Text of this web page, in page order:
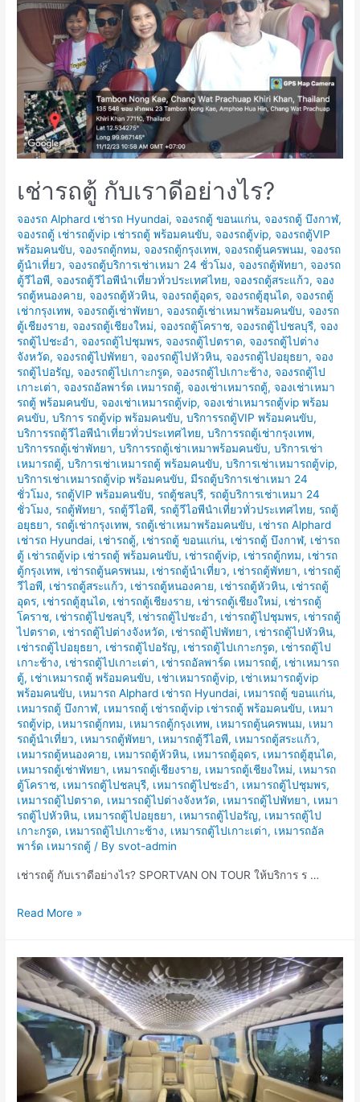
คน
ขับ
เช่ารถตู้ กับเราดีอย่างไร?
จองรถ Alphard เช่ารถ Hyundai,จองรถตู้ ขอนแก่น,จองรถตู้ บึงกาฬ,
จองรถตู้ เช่ารถตู้vip เช่ารถตู้ พร้อมคนขับ,จองรถตู้vip,จองรถตู้VIP
พร้อมคนขับ,จองรถตู้กทม,จองรถตู้กรุงเทพ,จองรถตู้นครพนม,จองรถ
ตู้นำเที่ยว,จองรถตู้บริการเช่าเหมา 24 ชั่วโมง,จองรถตู้พัทยา,จองรถ
ตู้วีไอพี,จองรถตู้วีไอพีนำเที่ยวทั่วประเทศไทย,จองรถตู้สระแก้ว,จอง
รถตู้หนองคาย,จองรถตู้หัวหิน,จองรถตู้อุดร,จองรถตู้ฮุนได,จองรถตู้
เช่ากรุงเทพ,จองรถตู้เช่าพัทยา,จองรถตู้เช่าเหมาพร้อมคนขับ,จองรถ
ตู้เชียงราย,จองรถตู้เชียงใหม่,จองรถตู้โคราช,จองรถตู้ไปชลบุรี,จอง
รถตู้ไปชะอำ,จองรถตู้ไปชุมพร,จองรถตู้ไปตราด,จองรถตู้ไปต่าง
จังหวัด,จองรถตู้ไปพัทยา,จองรถตู้ไปหัวหิน,จองรถตู้ไปอยุธยา,จอง
รถตู้ไปอรัญ,จองรถตู้ไปเกาะกรูด,จองรถตู้ไปเกาะช้าง,จองรถตู้ไป
เกาะเต่า,จองรถอัลพาร์ด เหมารถตู้,จองเช่าเหมารถตู้,จองเช่าเหมา
รถตู้ พร้อมคนขับ,จองเช่าเหมารถตู้vip,จองเช่าเหมารถตู้vip พร้อม
คนขับ,บริการ รถตู้vip พร้อมคนขับ,บริการรถตู้VIP พร้อมคนขับ,
บริการรถตู้วีไอพีนำเที่ยวทั่วประเทศไทย,บริการรถตู้เช่ากรุงเทพ,
บริการรถตู้เช่าพัทยา,บริการรถตู้เช่าเหมาพร้อมคนขับ,บริการเช่า
เหมารถตู้,บริการเช่าเหมารถตู้ พร้อมคนขับ,บริการเช่าเหมารถตู้vip,
บริการเช่าเหมารถตู้vip พร้อมคนขับ,มีรถตู้บริการเช่าเหมา 24
ชั่วโมง,รถตู้VIP พร้อมคนขับ,รถตู้ชลบุรี,รถตู้บริการเช่าเหมา 24
ชั่วโมง,รถตู้พัทยา,รถตู้วีไอพี,รถตู้วีไอพีนำเที่ยวทั่วประเทศไทย,รถตู้
อยุธยา,รถตู้เช่ากรุงเทพ,รถตู้เช่าเหมาพร้อมคนขับ, เช่ารถ Alphard
เช่ารถ Hyundai, เช่ารถตู้, เช่ารถตู้ ขอนแก่น, เช่ารถตู้ บึงกาฬ, เช่ารถ
ตู้ เช่ารถตู้vip เช่ารถตู้ พร้อมคนขับ, เช่ารถตู้vip, เช่ารถตู้กทม, เช่ารถ
ตู้กรุงเทพ, เช่ารถตู้นครพนม, เช่ารถตู้นำเที่ยว, เช่ารถตู้พัทยา, เช่ารถตู้
วีไอพี, เช่ารถตู้สระแก้ว, เช่ารถตู้หนองคาย, เช่ารถตู้หัวหิน, เช่ารถตู้
อุดร, เช่ารถตู้ฮุนได, เช่ารถตู้เชียงราย, เช่ารถตู้เชียงใหม่, เช่ารถตู้
โคราช, เช่ารถตู้ไปชลบุรี, เช่ารถตู้ไปชะอำ, เช่ารถตู้ไปชุมพร, เช่ารถตู้
ไปตราด, เช่ารถตู้ไปต่างจังหวัด, เช่ารถตู้ไปพัทยา, เช่ารถตู้ไปหัวหิน,
เช่ารถตู้ไปอยุธยา, เช่ารถตู้ไปอรัญ, เช่ารถตู้ไปเกาะกรูด, เช่ารถตู้ไป
เกาะช้าง, เช่ารถตู้ไปเกาะเต่า, เช่ารถอัลพาร์ด เหมารถตู้, เช่าเหมารถ
ตู้, เช่าเหมารถตู้ พร้อมคนขับ, เช่าเหมารถตู้vip, เช่าเหมารถตู้vip
พร้อมคนขับ, เหมารถ Alphard เช่ารถ Hyundai, เหมารถตู้ ขอนแก่น,
เหมารถตู้ บึงกาฬ, เหมารถตู้ เช่ารถตู้vip เช่ารถตู้ พร้อมคนขับ, เหมา
รถตู้vip, เหมารถตู้กทม, เหมารถตู้กรุงเทพ, เหมารถตู้นครพนม, เหมา
รถตู้นำเที่ยว, เหมารถตู้พัทยา, เหมารถตู้วีไอพี, เหมารถตู้สระแก้ว,
เหมารถตู้หนองคาย, เหมารถตู้หัวหิน, เหมารถตู้อุดร, เหมารถตู้ฮุนได,
เหมารถตู้เช่าพัทยา, เหมารถตู้เชียงราย, เหมารถตู้เชียงใหม่, เหมารถ
ตู้โคราช, เหมารถตู้ไปชลบุรี, เหมารถตู้ไปชะอำ, เหมารถตู้ไปชุมพร,
เหมารถตู้ไปตราด, เหมารถตู้ไปต่างจังหวัด, เหมารถตู้ไปพัทยา, เหมา
รถตู้ไปหัวหิน, เหมารถตู้ไปอยุธยา, เหมารถตู้ไปอรัญ, เหมารถตู้ไป
เกาะกรูด, เหมารถตู้ไปเกาะช้าง, เหมารถตู้ไปเกาะเต่า, เหมารถอัล
พาร์ด เหมารถตู้ / Bysvot-admin
เช่ารถตู้ กับเราดีอย่างไร? SPORTVAN ON TOUR ให้บริการ ร …
เช่า
กับ
เรา
ดี
อย่างไร?
Read More »